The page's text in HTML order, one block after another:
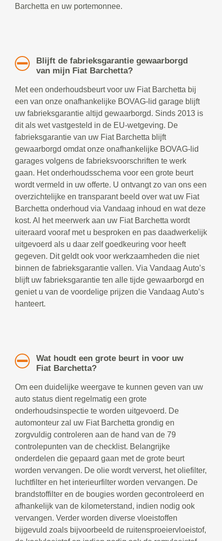
Barchetta en uw portemonnee.
Blijft de fabrieksgarantie gewaarborgd
van mijn Fiat Barchetta?
Met een onderhoudsbeurt voor uw Fiat Barchetta bij
een van onze onafhankelijke BOVAG-lid garage blijft
uw fabrieksgarantie altijd gewaarborgd. Sinds 2013 is
dit als wet vastgesteld in de EU-wetgeving. De
fabrieksgarantie van uw Fiat Barchetta blijft
gewaarborgd omdat onze onafhankelijke BOVAG-lid
garages volgens de fabrieksvoorschriften te werk
gaan. Het onderhoudsschema voor een grote beurt
wordt vermeld in uw offerte. U ontvangt zo van ons een
overzichtelijke en transparant beeld over wat uw Fiat
Barchetta onderhoud via Vandaag inhoud en wat deze
kost. Al het meerwerk aan uw Fiat Barchetta wordt
uiteraard vooraf met u besproken en pas daadwerkelijk
uitgevoerd als u daar zelf goedkeuring voor heeft
gegeven. Dit geldt ook voor werkzaamheden die niet
binnen de fabrieksgarantie vallen. Via Vandaag Auto’s
blijft uw fabrieksgarantie ten alle tijde gewaarborgd en
geniet u van de voordelige prijzen die Vandaag Auto’s
hanteert.
Wat houdt een grote beurt in voor uw
Fiat Barchetta?
Om een duidelijke weergave te kunnen geven van uw
auto status dient regelmatig een grote
onderhoudsinspectie te worden uitgevoerd. De
automonteur zal uw Fiat Barchetta grondig en
zorgvuldig controleren aan de hand van de 79
controlepunten van de checklist. Belangrijke
onderdelen die gepaard gaan met de grote beurt
worden vervangen. De olie wordt ververst, het oliefilter,
luchtfilter en het interieurfilter worden vervangen. De
brandstoffilter en de bougies worden gecontroleerd en
afhankelijk van de kilometerstand, indien nodig ook
vervangen. Verder worden diverse vloeistoffen
bijgevuld zoals bijvoorbeeld de ruitensproeiervloeistof,